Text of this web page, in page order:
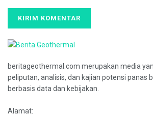
beritageothermal.com merupakan media
peliputan, analisis, dan kajian potensi panas
berbasis data dan kebijakan.
Alamat: